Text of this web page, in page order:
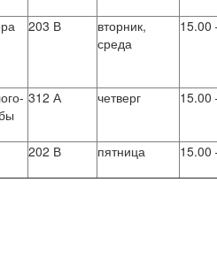
203 В
вторник,
среда
15.00
312 А четверг 15.00
202 В пятница 15.00